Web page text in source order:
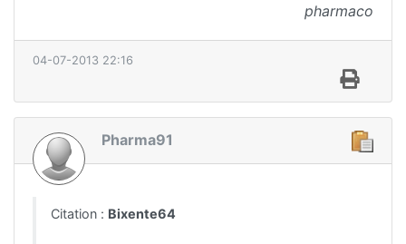
pharmaco
04-07-2013 22:16
Pharma91
Citation : Bixente64